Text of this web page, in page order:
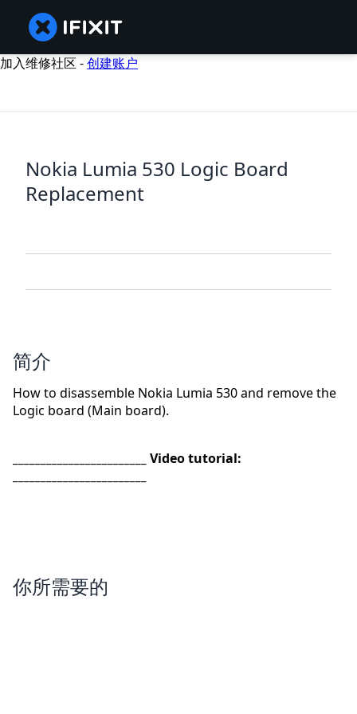
加入维修社区 -创建账户
Nokia Lumia 530 Logic Board
Replacement
简介
How to disassemble Nokia Lumia 530 and remove the
Logic board (Main board).
________________________ Video tutorial:
你所需要的